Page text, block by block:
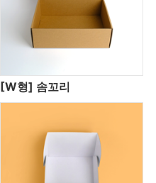
[W형] 솜꼬리